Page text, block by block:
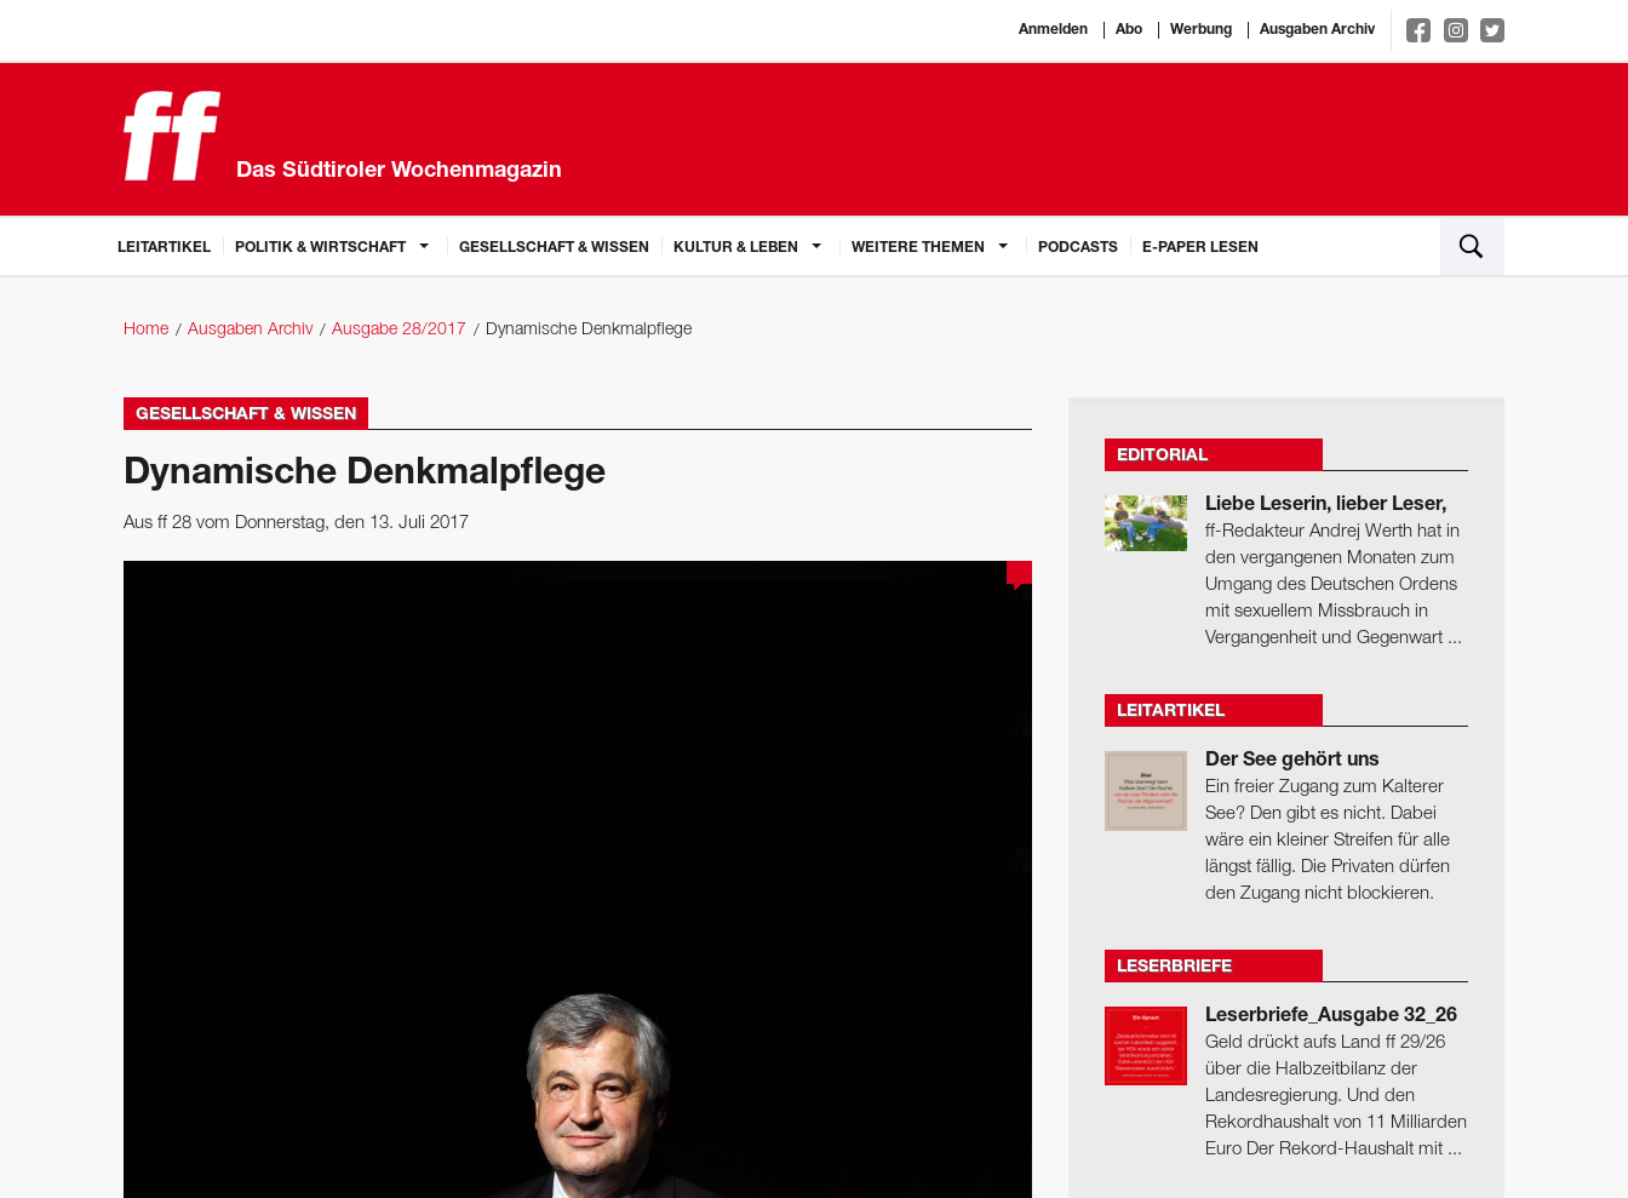
Anmelden Abo Werbung Ausgaben Archiv
Das Südtiroler Wochenmagazin
LEITARTIKEL POLITIK & WIRTSCHAFT GESELLSCHAFT & WISSEN KULTUR & LEBEN WEITERE THEMEN PODCASTS E-PAPER LESEN
Home Ausgaben Archiv Ausgabe 28/2017 Dynamische Denkmalpflege
GESELLSCHAFT & WISSEN
Dynamische Denkmalpflege
Aus ff 28 vom Donnerstag, den 13. Juli 2017
EDITORIAL
Liebe Leserin, lieber Leser,
ff-Redakteur Andrej Werth hat in
den vergangenen Monaten zum
Umgang des Deutschen Ordens
mit sexuellem Missbrauch in
Vergangenheit und Gegenwart ...
LEITARTIKEL
Der See gehört uns
Ein freier Zugang zum Kalterer
See? Den gibt es nicht. Dabei
wäre ein kleiner Streifen für alle
längst fällig. Die Privaten dürfen
den Zugang nicht blockieren.
LESERBRIEFE
Leserbriefe_Ausgabe 32_26
Geld drückt aufs Land ff 29/26
über die Halbzeitbilanz der
Landesregierung. Und den
Rekordhaushalt von 11 Milliarden
Euro Der Rekord-Haushalt mit ...